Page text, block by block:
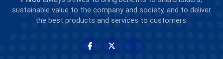
sustainable value to the company and society, and to deliver
the best products and services to customers.